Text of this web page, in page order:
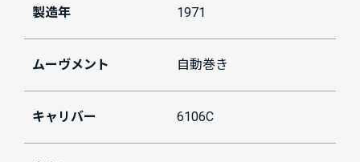
製造年 1971
ムーヴメント 自動巻き
キャリバー 6106C